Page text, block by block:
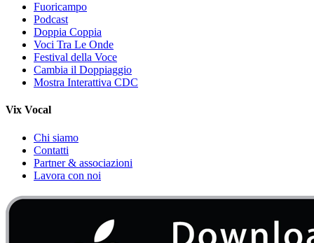
Fuoricampo
Podcast
Doppia Coppia
Voci Tra Le Onde
Festival della Voce
Cambia il Doppiaggio
Mostra Interattiva CDC
Vix Vocal
Chi siamo
Contatti
Partner & associazioni
Lavora con noi